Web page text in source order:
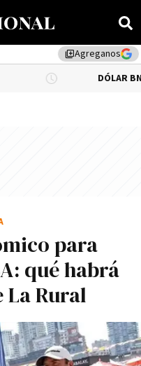
library_addAgreganos
DÓLAR BNA $1,520.00
para
qué habrá
La Rural